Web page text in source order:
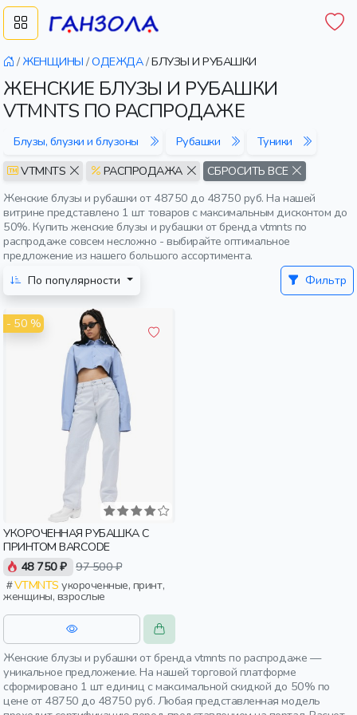
/ ЖЕНЩИНЫ /ОДЕЖДА/БЛУЗЫ И РУБАШКИ
ЖЕНСКИЕ БЛУЗЫ И РУБАШКИ
VTMNTS ПО РАСПРОДАЖЕ
Блузы, блузки и блузоны Рубашки
Туники
VTMNTS
РАСПРОДАЖА
СБРОСИТЬ ВСЕ
Женские блузы и рубашки от 48750 до 48750 руб. На нашей
витрине представлено 1 шт товаров с максимальным дисконтом до
50%. Купить женские блузы и рубашки от бренда vtmnts по
распродаже совсем несложно - выбирайте оптимальное
предложение из нашего большого ассортимента.
По популярности
Фильтр
- 50 %
УКОРОЧЕННАЯ РУБАШКА С
ПРИНТОМ BARCODE
48 750 ₽ 97 500 ₽
VTMNTS укороченные, принт,
женщины, взрослые
Женские блузы и рубашки от бренда vtmnts по распродаже —
уникальное предложение. На нашей торговой платформе
сформировано 1 шт единиц с максимальной скидкой до 50% по
цене от 48750 до 48750 руб. Любая представленная модель